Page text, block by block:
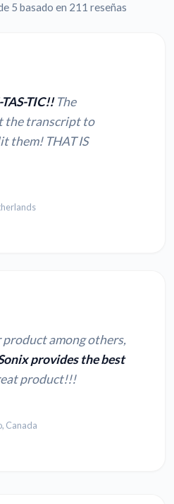
5 basado en 211 reseñas
TIC!!The
the transcript to
them! THAT IS
product among others,
provides the best
product!!!
Canada